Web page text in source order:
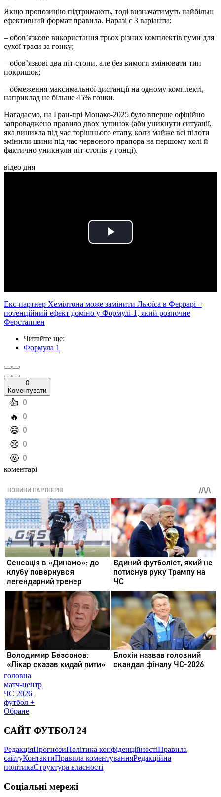
Якщо пропозицію підтримають, тоді визначатимуть найбільш
ефективний формат правила. Наразі є 3 варіанти:
– обов’язкове використання трьох різних комплектів гуми для
сухої траси за гонку;
– обов’язкові два піт-стопи, але без вимоги змінювати тип
покришок;
– обмеження максимальної дистанції на одному комплекті,
наприклад не більше 45% гонки.
Нагадаємо, на Гран-прі Монако-2025 було вперше офіційно
запроваджено правило двох зупинок (аби уникнути ситуації,
яка виникла під час торішнього етапу, коли майже всі пілоти
змінили шини під час червоного прапора на першому колі й
фактично уникнули піт-стопів у гонці).
відео дня
Play
Екс-партнер Хемілтона може замінити Льюїса в Феррарі –
потенційний ефект доміно у Формулі-1, який розпочне
Ферстаппен
Читайте ще:
Формула 1
0
Коментувати
️👍 0
️🔥 0
️😄 0
️😢 0
️🤬 0
коментарі
головна
матч-центр
ЧС 2026
футбол +
Обране
САЙТ ФУТБОЛ 24
РедакціяПрогнозиПолітика конфіденційностіПравила
сайтуКонтактиПравила коментуванняРедакційна
політикаСтруктура власності
Соціальні мережі